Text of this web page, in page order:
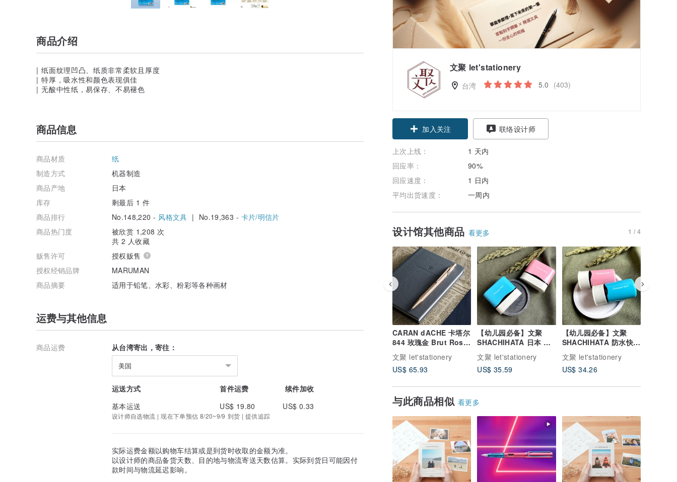
文聚 let'stationery
台湾 5.0 (403)
加入关注 联络设计师
上次上线：
1 天内
回应率：
90%
回应速度：
1 日内
平均出货速度：
一周内
设计馆其他商品 看更多 1 / 4
CARAN dACHE 卡塔尔
844 玫瑰金 Brut Rosé
自动铅笔-免费刻字
文聚 let'stationery
US$ 65.93
【幼儿园必备】文聚
SHACHIHATA 日本 防
水 衣服 口罩 连续方形
章
文聚 let'stationery
US$ 35.59
【幼儿园必备】文聚
SHACHIHATA 防水快干
衣服 口罩 连续圆形章
文聚 let'stationery
US$ 34.26
与此商品相似 看更多
商品介绍
| 纸面纹理凹凸、纸质非常柔软且厚度
| 特厚，吸水性和颜色表现俱佳
| 无酸中性纸，易保存、不易褪色
商品信息
商品材质
纸
制造方式
机器制造
商品产地
日本
库存
剩最后 1 件
商品排行
No.148,220 - 风格文具 | No.19,363 - 卡片/明信片
商品热门度
被欣赏 1,208 次
共 2 人收藏
贩售许可
授权贩售
授权经销品牌
MARUMAN
商品摘要
适用于铅笔、水彩、粉彩等各种画材
运费与其他信息
商品运费 从台湾寄出，寄往：
美国
运送方式 首件运费
续件加收
基本运送
US$ 19.80 US$ 0.33
设计师自选物流 | 现在下单预估 8/20~9/9 到货 | 提供追踪
实际运费金额以购物车结算或是到货时收取的金额为准。
以设计师的商品备货天数、目的地与物流寄送天数估算。实际到货日可能因付
款时间与物流延迟影响。